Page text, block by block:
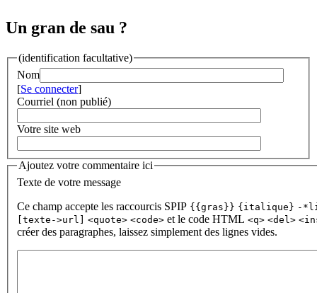
Un gran de sau ?
(identification facultative)
Nom
[Se connecter]
Courriel (non publié)
Votre site web
Ajoutez votre commentaire ici
Texte de votre message
Ce champ accepte les raccourcis SPIP {{gras}} {italique} -
[texte->url] <quote> <code> et le code HTML <q> <del>
créer des paragraphes, laissez simplement des lignes vides.